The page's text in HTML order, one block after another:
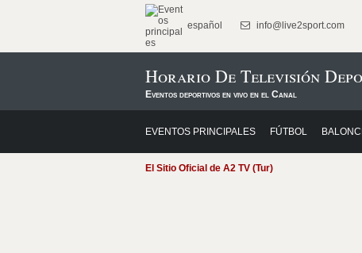
español info@live2sport.com
Horario De Televisión
Eventos deportivos en vivo en el Canal
EVENTOS PRINCIPALES FÚTBOL
El Sitio Oficial de A2 TV (Tur)